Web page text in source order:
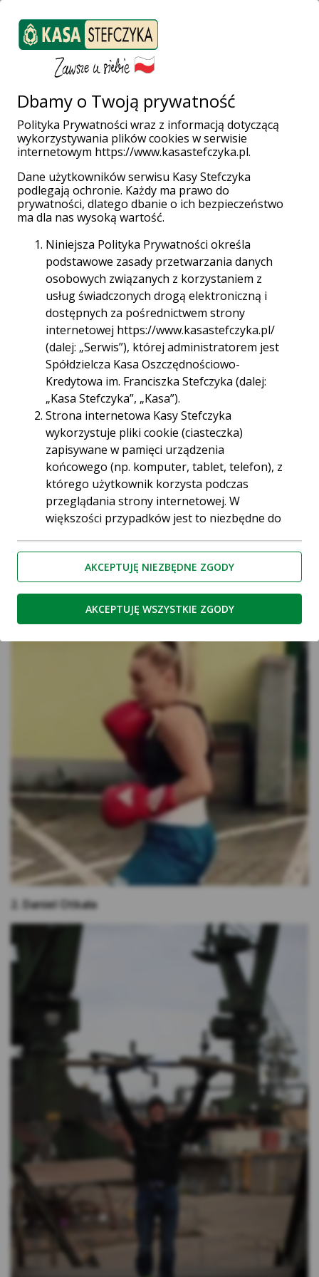
Weź pożyczkę
Załóż konto
Rozstrzygnięcie
konkursu „Sport
– moja pasja!”
15:00 01.08.2019 r.
Zakończył się konkurs „Sport – moja pasja” polegający
na przedstawieniu w postaci zdjęcia lub filmu swojej
pasji, którą jest sport. Zwycięzcy w ramach nagrody
wezmą udział w lekcji windsurfingu przeprowadzonej
Poniżej publikujemy listę laureatów i przesłane przez
nich prace konkursowe. Serdecznie gratulujemy!
1. Angelika Krysztoforska
2. Daniel Otkała
Dbamy o Twoją prywatność
Polityka Prywatności wraz z informacją dotyczącą
wykorzystywania plików cookies w serwisie
internetowym https://www.kasastefczyka.pl.
Dane użytkowników serwisu Kasy Stefczyka
podlegają ochronie. Każdy ma prawo do
prywatności, dlatego dbanie o ich bezpieczeństwo
ma dla nas wysoką wartość.
Niniejsza Polityka Prywatności określa
podstawowe zasady przetwarzania danych
osobowych związanych z korzystaniem z
usług świadczonych drogą elektroniczną i
dostępnych za pośrednictwem strony
internetowej https://www.kasastefczyka.pl/
(dalej: „Serwis”), której administratorem jest
Spółdzielcza Kasa Oszczędnościowo-
Kredytowa im. Franciszka Stefczyka (dalej:
„Kasa Stefczyka”, „Kasa”).
Strona internetowa Kasy Stefczyka
wykorzystuje pliki cookie (ciasteczka)
zapisywane w pamięci urządzenia
końcowego (np. komputer, tablet, telefon), z
którego użytkownik korzysta podczas
przeglądania strony internetowej. W
większości przypadków jest to niezbędne do
umożliwiają spersonalizowanie stron
internetowych, które pozwalają
użytkownikom decydować np. o kolejności
wyświetlania niektórych elementów lub o
dopasowaniu reklam. Pliki cookie są również
używane przez narzędzia analizujące ruch na
stronach internetowych.
Rodzaje cookies stosowane w Serwisie:
Cookies sesyjne – są to tymczasowe cookies,
przechowywane w pamięci przeglądarki do
momentu zakończenia sesji przeglądarki,
czyli do momentu jej zamknięcia lub
zakończenia realizacji funkcjonalności np.
prawidłowego wysłania formularza. Te
cookie są konieczne, aby niektóre aplikacje
lub funkcjonalności działały poprawnie.
Cookies stałe – dzięki nim ponowne
korzystanie z Serwisu jest łatwiejsze. Te
cookies przechowywane są przez
przeglądarki tak długo jak określono w
parametrach cookies lub do momentu ich
usunięcia przez użytkownika.
Cookies naszych zaufanych Partnerów* – to
cookies dostarczane przez podmioty
zewnętrzne – (ang. third parties cookies) np.
usługę Google Analytics, usługę Facebook
Pixel, wydawców reklamowych, serwerów
firm i dostawców usług (np. systemu
mailingowego albo map umieszczanych na
stronie) współpracujących z Serwisem
internetowym. Te pliki pozwalają między
innymi dostosowywać reklamy do preferencji
i zwyczajów Użytkowników, a także ocenić
skuteczność działań reklamowych (np. dzięki
zliczaniu, ile osób kliknęło w daną reklamę i
przeszło na stronę internetową
reklamodawcy).
*Zaufani Partnerzy Kasy to tzw. Serwisy
Partnerskie, czyli Google, Facebook, Chat, Hotjar,
Salesmenago.
Kasa Stefczyka wyróżnia pliki cookies:
AKCEPTUJĘ NIEZBĘDNE ZGODY
AKCEPTUJĘ WSZYSTKIE ZGODY